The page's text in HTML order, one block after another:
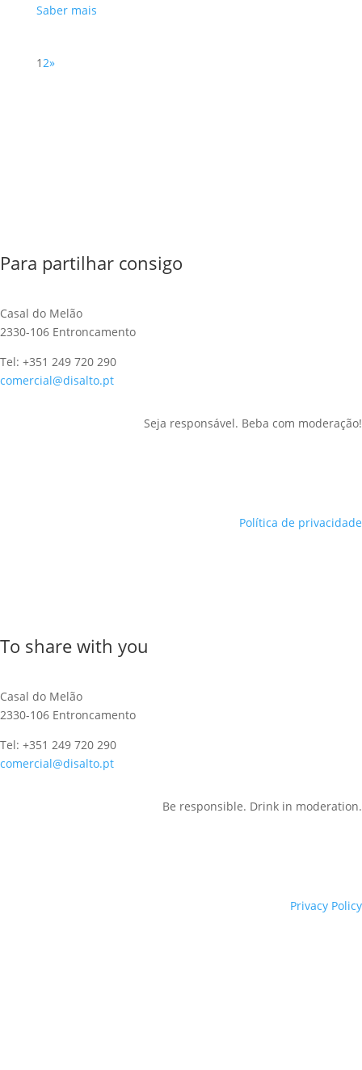
Saber mais
12»
Para partilhar consigo
Casal do Melão
2330-106 Entroncamento
Tel: +351 249 720 290
comercial@disalto.pt
Seja responsável. Beba com moderação!
Política de privacidade
To share with you
Casal do Melão
2330-106 Entroncamento
Tel: +351 249 720 290
comercial@disalto.pt
Be responsible. Drink in moderation.
Privacy Policy